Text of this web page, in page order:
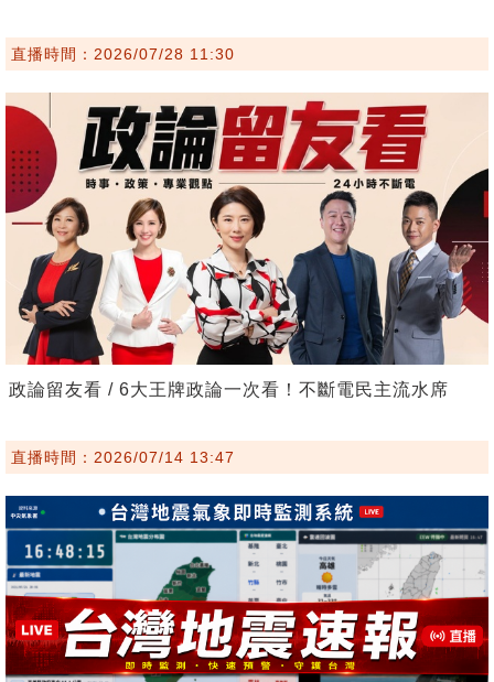
直播時間：2026/07/28 11:30
政論留友看 / 6大王牌政論一次看！不斷電民主流水席
直播時間：2026/07/14 13:47